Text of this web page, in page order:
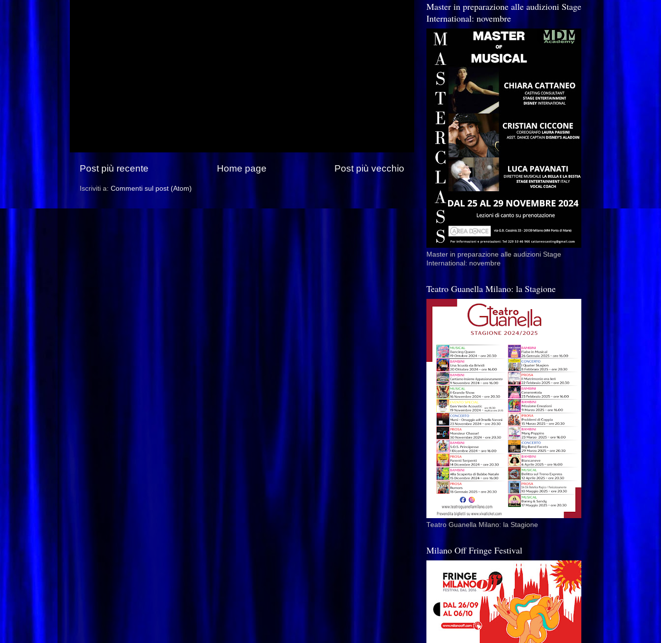
Post più recente Post più vecchio
Home page
Iscriviti a: Commenti sul post (Atom)
Master in preparazione alle audizioni Stage
International: novembre
Master in preparazione alle audizioni Stage
International: novembre
Teatro Guanella Milano: la Stagione
Teatro Guanella Milano: la Stagione
Milano Off Fringe Festival